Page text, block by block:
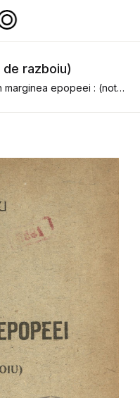
razboiu)
marginea epopeei : (note de razboiu)